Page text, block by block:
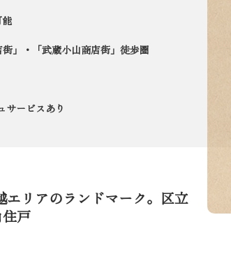
街」・「武蔵小山商店街」徒歩圏
サービスあり
エリアのランドマーク。区立
戸